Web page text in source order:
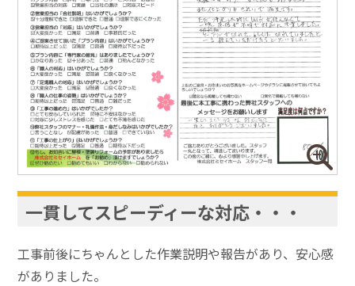
一貫してスピーディーな対応・・・
工事前後にちゃんとした作業説明や報告があり、安心感
がありました。